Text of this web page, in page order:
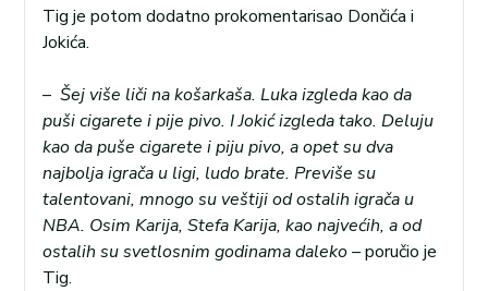
Tig je potom dodatno prokomentarisao Dončića i
Jokića.
– Šej više liči na košarkaša. Luka izgleda kao da
puši cigarete i pije pivo. I Jokić izgleda tako. Deluju
kao da puše cigarete i piju pivo, a opet su dva
najbolja igrača u ligi, ludo brate. Previše su
talentovani, mnogo su veštiji od ostalih igrača u
NBA. Osim Karija, Stefa Karija, kao najvećih, a od
ostalih su svetlosnim godinama daleko –poručio je
Tig.